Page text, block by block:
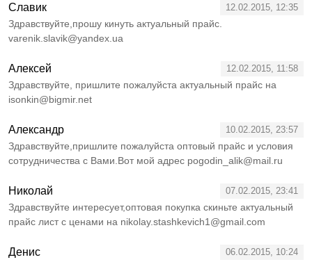
Славик 12.02.2015, 12:35
Здравствуйте,прошу кинуть актуальный прайс.
varenik.slavik@yandex.ua
Алексей 12.02.2015, 11:58
Здравствуйте, пришлите пожалуйста актуальный прайс на
isonkin@bigmir.net
Александр 10.02.2015, 23:57
Здравствуйте,пришлите пожалуйста оптовый прайс и условия
сотрудничества с Вами.Вот мой адрес pogodin_alik@mail.ru
Николай 07.02.2015, 23:41
Здравствуйте интересует,оптовая покупка скиньте актуальный
прайс лист с ценами на nikolay.stashkevich1@gmail.com
Денис 06.02.2015, 10:24